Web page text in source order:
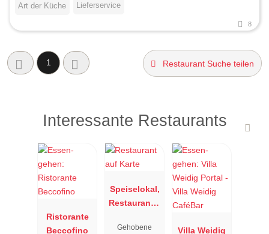
Art der Küche Lieferservice
8
1 Restaurant Suche teilen
Interessante Restaurants
Ristorante
Beccofino
Speiselokal,
Restaurant "
"
Gehobene Villa Weidig